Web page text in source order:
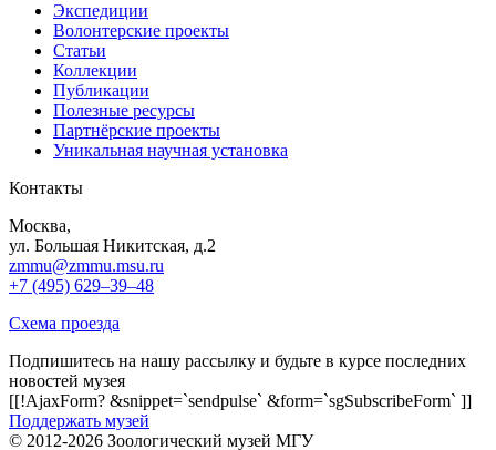
Экспедиции
Волонтерские проекты
Статьи
Коллекции
Публикации
Полезные ресурсы
Партнёрские проекты
Уникальная научная установка
Контакты
Москва,
ул. Большая Никитская, д.2
zmmu@zmmu.msu.ru
+7 (495) 629–39–48
Схема проезда
Подпишитесь на нашу рассылку и будьте в курсе последних
новостей музея
[[!AjaxForm? &snippet=`sendpulse` &form=`sgSubscribeForm` ]]
Поддержать музей
© 2012-2026 Зоологический музей МГУ